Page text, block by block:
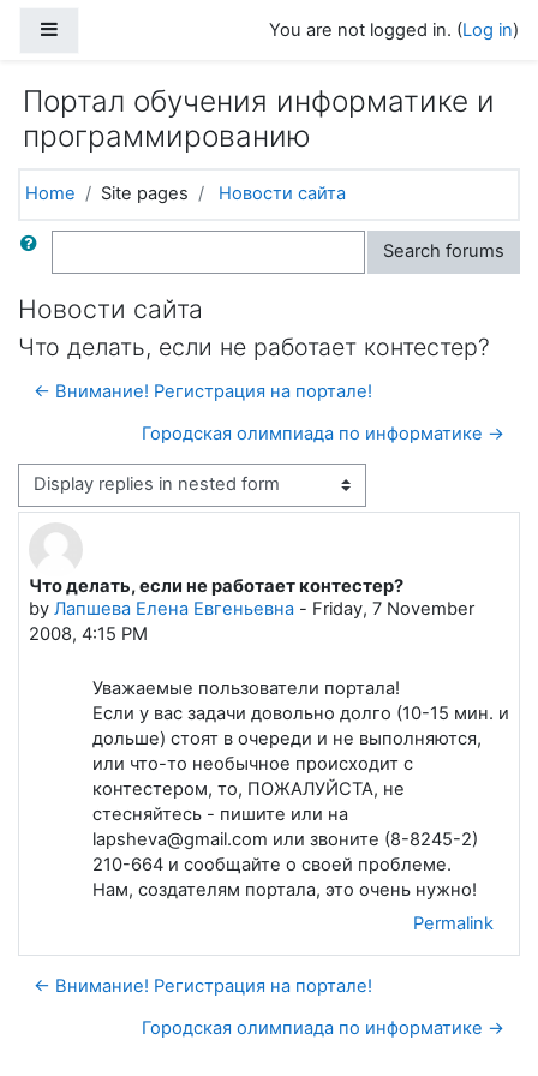
You are not logged in. (Log in)
Портал обучения информатике и
программированию
Home Site pages Новости сайта
Search Search forums
Новости сайта
Что делать, если не работает контестер?
← Внимание! Регистрация на портале!
Городская олимпиада по информатике →
Display mode
Что делать, если не работает контестер?
by Лапшева Елена Евгеньевна - Friday, 7 November
2008, 4:15 PM
Number of replies: 0
Уважаемые пользователи портала!
Если у вас задачи довольно долго (10-15 мин. и
дольше) стоят в очереди и не выполняются,
или что-то необычное происходит с
контестером, то, ПОЖАЛУЙСТА, не
стесняйтесь - пишите или на
lapsheva@gmail.com или звоните (8-8245-2)
210-664 и сообщайте о своей проблеме.
Нам, создателям портала, это очень нужно!
Permalink
← Внимание! Регистрация на портале!
Городская олимпиада по информатике →